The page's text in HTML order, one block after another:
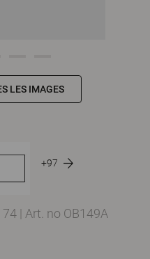
LES IMAGES
+97
74 | Art. no OB149A